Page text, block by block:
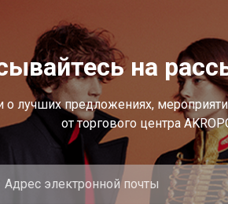
на
о лучших предложениях,
от торгового центра